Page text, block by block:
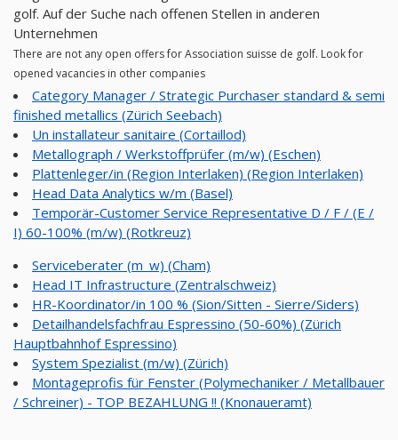
golf. Auf der Suche nach offenen Stellen in anderen
Unternehmen
There are not any open offers for Association suisse de golf. Look for
opened vacancies in other companies
Category Manager / Strategic Purchaser standard & semi
finished metallics (Zürich Seebach)
Un installateur sanitaire (Cortaillod)
Metallograph / Werkstoffprüfer (m/w) (Eschen)
Plattenleger/in (Region Interlaken) (Region Interlaken)
Head Data Analytics w/m (Basel)
Temporär-Customer Service Representative D / F / (E /
I) 60-100% (m/w) (Rotkreuz)
Serviceberater (m_w) (Cham)
Head IT Infrastructure (Zentralschweiz)
HR-Koordinator/in 100 % (Sion/Sitten - Sierre/Siders)
Detailhandelsfachfrau Espressino (50-60%) (Zürich
Hauptbahnhof Espressino)
System Spezialist (m/w) (Zürich)
Montageprofis für Fenster (Polymechaniker / Metallbauer
/ Schreiner) - TOP BEZAHLUNG !! (Knonaueramt)